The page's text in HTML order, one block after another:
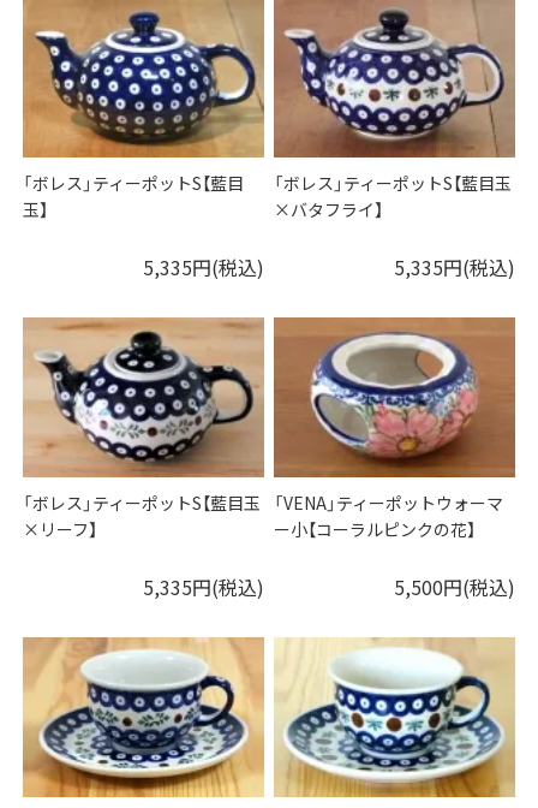
「ボレス」ティーポットS【藍目
玉】
5,335円(税込)
「ボレス」ティーポットS【藍目玉
×バタフライ】
5,335円(税込)
「ボレス」ティーポットS【藍目玉
×リーフ】
5,335円(税込)
「VENA」ティーポットウォーマ
ー小【コーラルピンクの花】
5,500円(税込)